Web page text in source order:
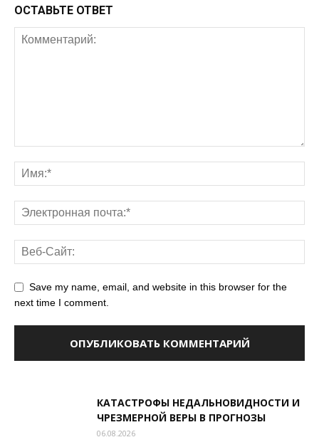
ОСТАВЬТЕ ОТВЕТ
Save my name, email, and website in this browser for the
next time I comment.
КАТАСТРОФЫ НЕДАЛЬНОВИДНОСТИ И
ЧРЕЗМЕРНОЙ ВЕРЫ В ПРОГНОЗЫ
06.08.2026